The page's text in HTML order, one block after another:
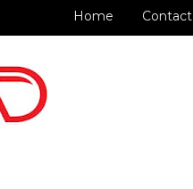
Home Contact